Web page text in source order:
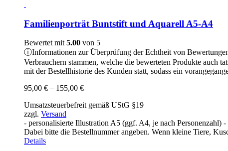
Familienporträt Buntstift und Aquarell A5-A4
Bewertet mit5.00 von 5
ⓘInformationen zur Überprüfung der Echtheit von
Verbrauchern stammen, welche die bewerteten Produkte auch
mit der Bestellhistorie des Kunden statt, sodass ein
95,00 € – 155,00 €Preisspanne:
bis
Umsatzsteuerbefreit gemäß UStG §19
zzgl. Versand
- personalisierte Illustration A5 (ggf. A4, je nach
Dabei bitte die Bestellnummer angeben. Wenn kleine Tiere,
Details